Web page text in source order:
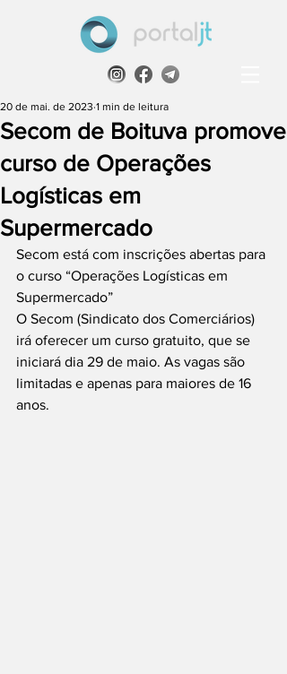
Secom de Boituva promove
curso de Operações
Logísticas em
Supermercado
20 de mai. de 2023 1 min de leitura
Secom está com inscrições abertas para
o curso “Operações Logísticas em
Supermercado”
O Secom (Sindicato dos Comerciários)
irá oferecer um curso gratuito, que se
iniciará dia 29 de maio. As vagas são
limitadas e apenas para maiores de 16
anos.